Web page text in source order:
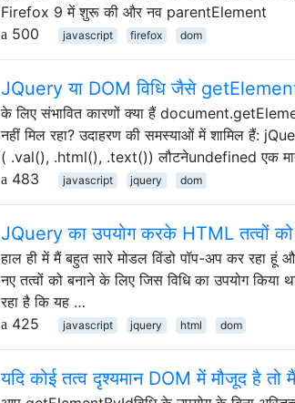
Firefox 9 में शुरू की और नव parentElement
500
javascript firefox dom
JQuery या DOM विधि जैसे
के लिए संभावित कारणों क्या हैं
नहीं मिल रहा? उदाहरण की समस्याओं में शामिल हैं:
( .val(), .html(), .text()) लौटनेundefined एक
483
javascript jquery dom
JQuery का उपयोग करके HTML तत्वों
हाल ही में मैं बहुत सारे मोडल विंडो पॉप-अप कर रहा
नए तत्वों को बनाने के लिए जिस विधि का उपयोग
रहा है कि यह …
425
javascript jquery html dom
यदि कोई तत्व दृश्यमान DOM में मौजूद है